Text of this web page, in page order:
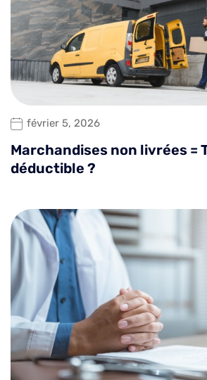
février 5, 2026
Marchandises non livrées =
déductible ?